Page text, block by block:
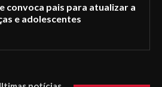
convoca pais para atualizar a
e adolescentes